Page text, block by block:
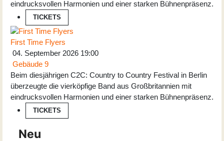
eindrucksvollen Harmonien und einer starken Bühnenpräsenz.
TICKETS
First Time Flyers
04. September 2026 19:00
Gebäude 9
Beim diesjährigen C2C: Country to Country Festival in Berlin
überzeugte die vierköpfige Band aus Großbritannien mit
eindrucksvollen Harmonien und einer starken Bühnenpräsenz.
TICKETS
Neu